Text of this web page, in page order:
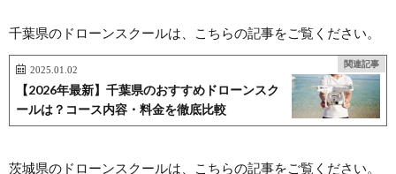
千葉県のドローンスクールは、こちらの記事をご覧ください。
関連記事
2025.01.02
【2026年最新】千葉県のおすすめドローンスク
ールは？コース内容・料金を徹底比較
茨城県のドローンスクールは、こちらの記事をご覧ください。